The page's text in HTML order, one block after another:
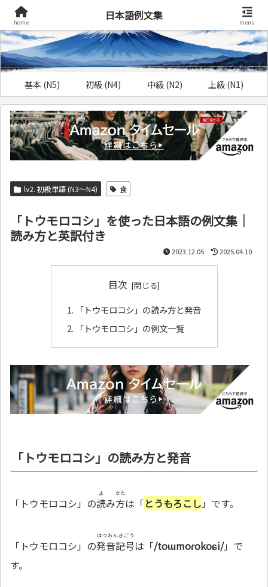
基本 (N5) 初級 (N4) 中級 (N2) 上級 (N1)
lv2. 初級単語 (N3～N4) 食
「トウモロコシ」を使った日本語の例文集｜
読み方と英訳付き
2023.12.05 2025.04.10
目次
「トウモロコシ」の読み方と発音
「トウモロコシ」の例文一覧
「トウモロコシ」の読み方と発音
「トウモロコシ」の読
よ
み方
かた
は「とうもろこし 」です。
「トウモロコシ」の発音記号
はつおんきごう
は「/toɯmoɾokoɕi/」で
す。
home
日本語例文集
menu